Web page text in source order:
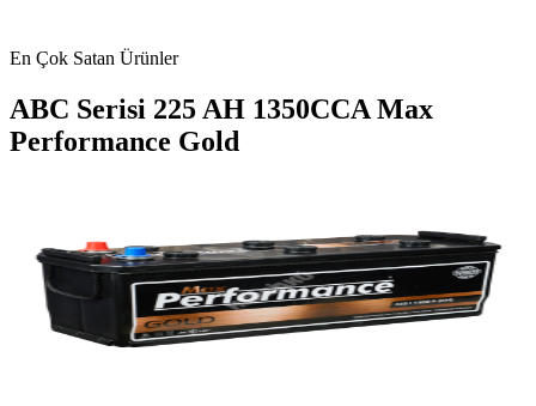
En Çok Satan Ürünler
ABC Serisi 225 AH 1350CCA Max
Performance Gold